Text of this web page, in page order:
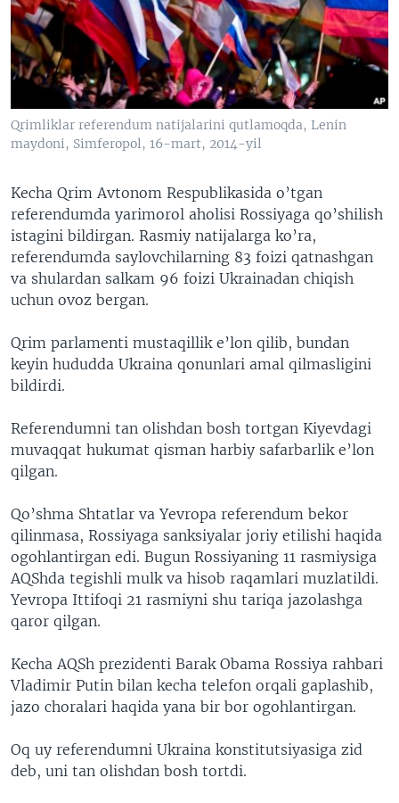
VIDEO
XABARLAR SURATLARDA
ODNOKLASSNIKI
TELEGRAM
TWITTER
SOUNDCLOUD
VOA
Qrimliklar referendum natijalarini qutlamoqda, Lenin
maydoni, Simferopol, 16-mart, 2014-yil
Kecha Qrim Avtonom Respublikasida o’tgan
referendumda yarimorol aholisi Rossiyaga qo’shilish
istagini bildirgan. Rasmiy natijalarga ko’ra,
referendumda saylovchilarning 83 foizi qatnashgan
va shulardan salkam 96 foizi Ukrainadan chiqish
uchun ovoz bergan.
Qrim parlamenti mustaqillik e’lon qilib, bundan
keyin hududda Ukraina qonunlari amal qilmasligini
bildirdi.
Referendumni tan olishdan bosh tortgan Kiyevdagi
muvaqqat hukumat qisman harbiy safarbarlik e’lon
qilgan.
Qo’shma Shtatlar va Yevropa referendum bekor
qilinmasa, Rossiyaga sanksiyalar joriy etilishi haqida
ogohlantirgan edi. Bugun Rossiyaning 11 rasmiysiga
AQShda tegishli mulk va hisob raqamlari muzlatildi.
Yevropa Ittifoqi 21 rasmiyni shu tariqa jazolashga
qaror qilgan.
Kecha AQSh prezidenti Barak Obama Rossiya rahbari
Vladimir Putin bilan kecha telefon orqali gaplashib,
jazo choralari haqida yana bir bor ogohlantirgan.
Oq uy referendumni Ukraina konstitutsiyasiga zid
deb, uni tan olishdan bosh tortdi.